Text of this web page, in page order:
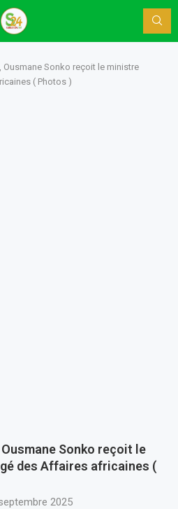
Ousmane Sonko reçoit le ministre
( Photos )
Sonko reçoit le
des Affaires africaines (
2025